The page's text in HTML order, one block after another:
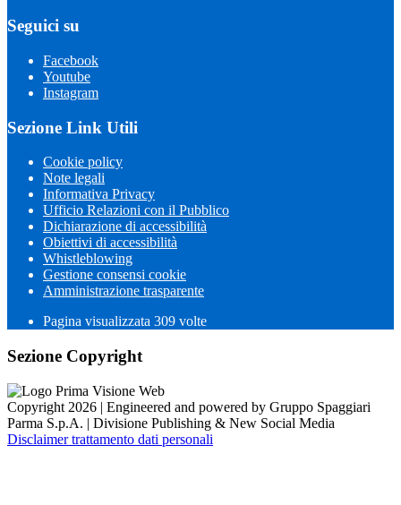
Seguici su
Facebook
Youtube
Instagram
Sezione Link Utili
Cookie policy
Note legali
Informativa Privacy
Ufficio Relazioni con il Pubblico
Dichiarazione di accessibilità
Obiettivi di accessibilità
Whistleblowing
Gestione consensi cookie
Amministrazione trasparente
Pagina visualizzata 309 volte
Sezione Copyright
Copyright 2026 | Engineered and powered by Gruppo Spaggiari
Parma S.p.A. | Divisione Publishing & New Social Media
Disclaimer trattamento dati personali